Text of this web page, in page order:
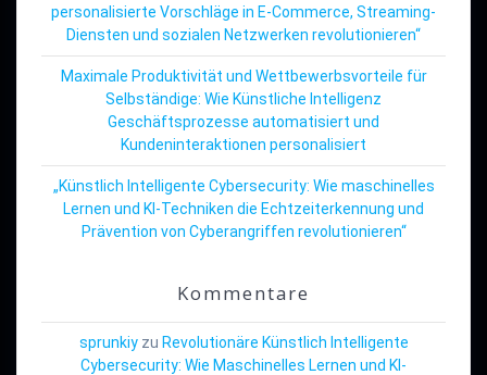
personalisierte Vorschläge in E-Commerce, Streaming-
Diensten und sozialen Netzwerken revolutionieren“
Maximale Produktivität und Wettbewerbsvorteile für
Selbständige: Wie Künstliche Intelligenz
Geschäftsprozesse automatisiert und
Kundeninteraktionen personalisiert
„Künstlich Intelligente Cybersecurity: Wie maschinelles
Lernen und KI-Techniken die Echtzeiterkennung und
Prävention von Cyberangriffen revolutionieren“
Kommentare
sprunkiyzu Revolutionäre Künstlich Intelligente
Cybersecurity: Wie Maschinelles Lernen und KI-